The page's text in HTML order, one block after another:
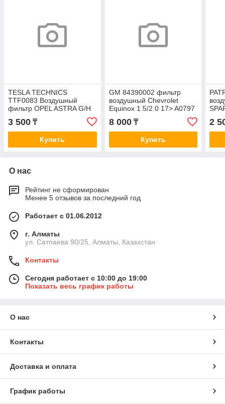
TESLA TECHNICS
TTF0083 Воздушный
фильтр OPEL ASTRA G/H
1.4-2.0 00-/04-/ZAFIRA A/B
99-/05- A0288
3 500 ₸
Купить
GM 84390002 фильтр
воздушный Chevrolet
Equinox 1.5/2.0 17> A0797
8 000₸
Купить
2
О нас
Рейтинг не сформирован
Менее 5 отзывов за последний год
Работает с 01.06.2012
г. Алматы
ул. Сатпаева 90/25, Алматы, Казахстан
Контакты
Сегодня работает с 10:00 до 19:00
Показать весь график работы
О нас
Контакты
Доставка и оплата
График работы